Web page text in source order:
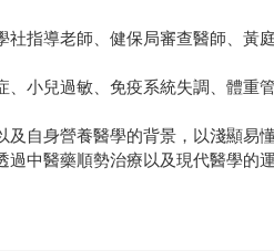
指導老師、健保局審查醫師、黃
小兒過敏、免疫系統失調、體重
自身營養醫學的背景，以淺顯
中醫藥順勢治療以及現代醫學